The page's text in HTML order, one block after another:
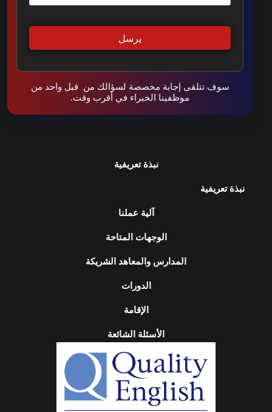
سوف تتلقى إجابة مخصصة لسؤالك من قبل واحد من
موظفينا الخبراء في أقرب وقت.
نبذة تعريفية
نبذة تعريفية
آلية عملنا
الوجهات المتاحة
المدارس والمعاهد الشريكة
الدورات
الإقامة
الأسئلة الشائعة